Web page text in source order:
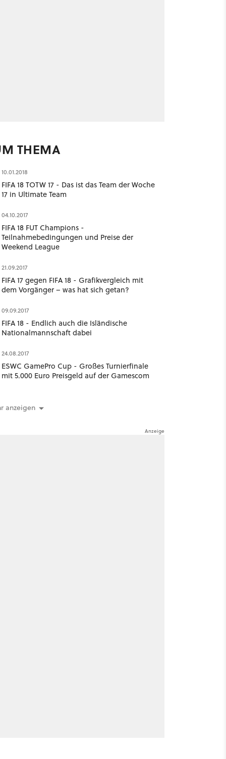
THEMA
10.01.2018
FIFA 18 TOTW 17 - Das ist das Team der Woche
17 in Ultimate Team
04.10.2017
FIFA 18 FUT Champions -
Teilnahmebedingungen und Preise der
Weekend League
21.09.2017
FIFA 17 gegen FIFA 18 - Grafikvergleich mit
dem Vorgänger – was hat sich getan?
09.09.2017
FIFA 18 - Endlich auch die Isländische
Nationalmannschaft dabei
24.08.2017
ESWC GamePro Cup - Großes Turnierfinale
mit 5.000 Euro Preisgeld auf der Gamescom
anzeigen